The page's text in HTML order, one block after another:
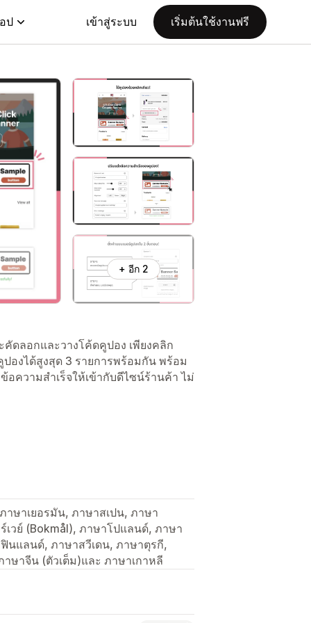
ป เข้าสู่ระบบ เริ่มต้นใช้งานฟรี
+ อีก 2
ดลอกและวางโค้ดคูปอง เพียงคลิก
องได้สูงสุด 3 รายการพร้อมกัน พร้อม
ความสำเร็จให้เข้ากับดีไซน์ร้านค้า ไม่
ษาเยอรมัน, ภาษาสเปน, ภาษา
วย์ (Bokmål), ภาษาโปแลนด์, ภาษา
นแลนด์, ภาษาสวีเดน, ภาษาตุรกี,
ษาจีน (ตัวเต็ม)และ ภาษาเกาหลี